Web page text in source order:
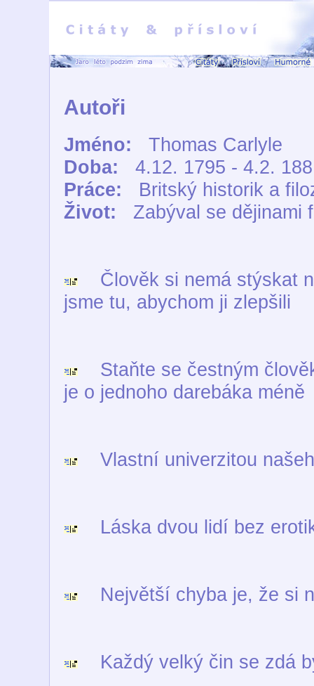
Autoři
Jméno:
Thomas Carlyle
Doba:
4.12. 1795 - 4.2.
Práce:
Britský historik a
Život:
Zabýval se dějinami
Člověk si nemá stýskat
jsme tu, abychom ji zlepšili
Staňte se čestným
je o jednoho darebáka méně
Vlastní univerzitou
Láska dvou lidí bez
Největší chyba je, že si
Každý velký čin se zdá